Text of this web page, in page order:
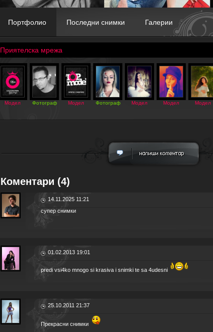
Портфолио Последни снимки Галерии
Приятелска мрежа
Модел Фотограф Модел Фотограф Модел Модел Модел
Коментари (4)
14.11.2025 11:21
супер снимки
01.02.2013 19:01
predi vsi4ko mnogo si krasiva i snimki te sa 4udesni
25.10.2011 21:37
Прекрасни снимки